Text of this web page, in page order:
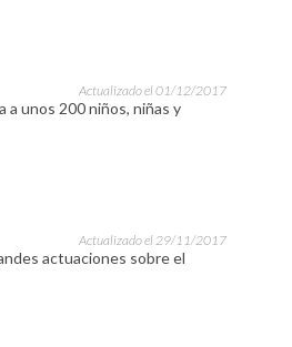
Actualizado el 01/12/2017
a unos 200 niños, niñas y
Actualizado el 29/11/2017
actuaciones sobre el